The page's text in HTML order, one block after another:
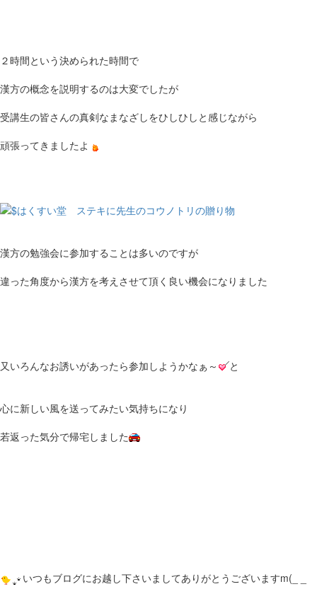
２時間という決められた時間で
漢方の概念を説明するのは大変でしたが
受講生の皆さんの真剣なまなざしをひしひしと感じながら
頑張ってきましたよ
漢方の勉強会に参加することは多いのですが
違った角度から漢方を考えさせて頂く良い機会になりました
又いろんなお誘いがあったら参加しようかなぁ～ と
心に新しい風を送ってみたい気持ちになり
若返った気分で帰宅しました
いつもブログにお越し下さいましてありがとうございますm(_ _